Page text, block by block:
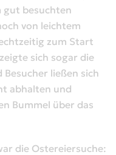
gut besuchten
von leichtem
zum Start
sich sogar die
Besucher ließen sich
abhalten und
Bummel über das
die Ostereiersuche: